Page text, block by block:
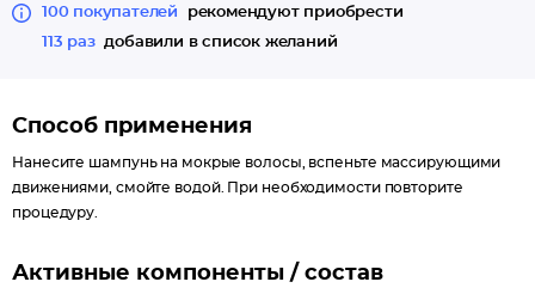
100 покупателей
рекомендуют приобрести
113 раз добавили в список желаний
Способ применения
Нанесите шампунь на мокрые волосы, вспеньте массирующими
движениями, смойте водой. При необходимости повторите
процедуру.
Активные компоненты / состав